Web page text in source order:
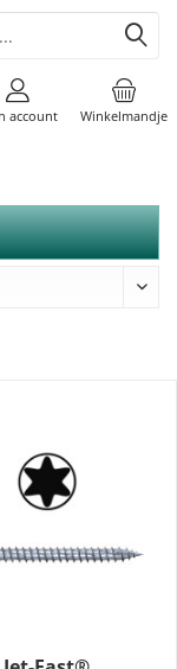
Winkelmandje
account